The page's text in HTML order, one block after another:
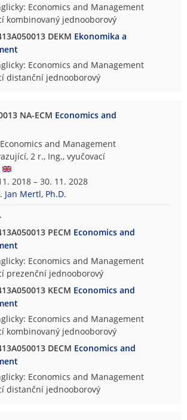
Economics and Management
kombinovaný jednooborový
DEKM Ekonomika a
Economics and Management
distanční jednooborový
NA-ECM Economics and
and Management
2 r., Ing., vyučovací
2018 – 30. 11. 2028
Jan Mertl, Ph.D.
PECM Economics and
Economics and Management
prezenční jednooborový
KECM Economics and
Economics and Management
kombinovaný jednooborový
DECM Economics and
Economics and Management
distanční jednooborový